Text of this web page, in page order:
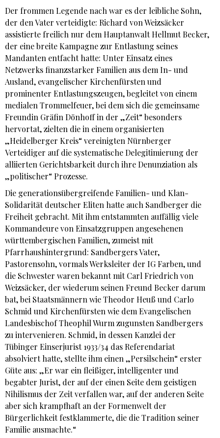
Der frommen Legende nach war es der leibliche Sohn,
der den Vater verteidigte: Richard von Weizsäcker
assistierte freilich nur dem Hauptanwalt Hellmut Becker,
der eine breite Kampagne zur Entlastung seines
Mandanten entfacht hatte: Unter Einsatz eines
Netzwerks finanzstarker Familien aus dem In- und
Ausland, evangelischer Kirchenfürsten und
prominenter Entlastungszeugen, begleitet von einem
medialen Trommelfeuer, bei dem sich die gemeinsame
Freundin Gräfin Dönhoff in der „Zeit“ besonders
hervortat, zielten die in einem organisierten
„Heidelberger Kreis“ vereinigten Nürnberger
Verteidiger auf die systematische Delegitimierung der
alliierten Gerichtsbarkeit durch ihre Denunziation als
„politischer“ Prozesse.
Die generationsübergreifende Familien- und Klan-
Solidarität deutscher Eliten hatte auch Sandberger die
Freiheit gebracht. Mit ihm entstammten auffällig viele
Kommandeure von Einsatzgruppen angesehenen
württembergischen Familien, zumeist mit
Pfarrhaushintergrund: Sandbergers Vater,
Pastorensohn, vormals Werksleiter der IG Farben, und
die Schwester waren bekannt mit Carl Friedrich von
Weizsäcker, der wiederum seinen Freund Becker darum
bat, bei Staatsmännern wie Theodor Heuß und Carlo
Schmid und Kirchenfürsten wie dem Evangelischen
Landesbischof Theophil Wurm zugunsten Sandbergers
zu intervenieren. Schmid, in dessen Kanzlei der
Tübinger Einserjurist 1933/34 das Referendariat
absolviert hatte, stellte ihm einen „Persilschein“ erster
Güte aus: „Er war ein fleißiger, intelligenter und
begabter Jurist, der auf der einen Seite dem geistigen
Nihilismus der Zeit verfallen war, auf der anderen Seite
aber sich krampfhaft an der Formenwelt der
Bürgerlichkeit festklammerte, die die Tradition seiner
Familie ausmachte.“